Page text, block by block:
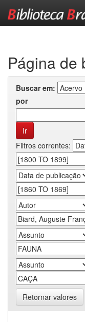
Página de
Buscar em:
por
Filtros correntes:
Retornar valores